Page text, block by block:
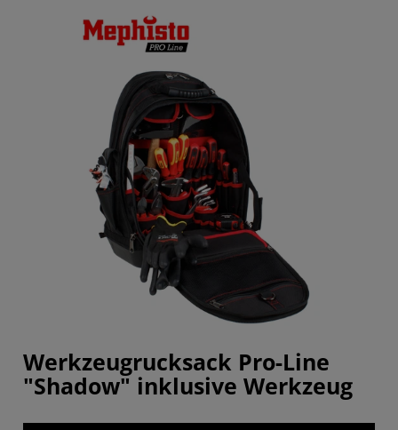
Werkzeugrucksack Pro-Line
"Shadow" inklusive Werkzeug